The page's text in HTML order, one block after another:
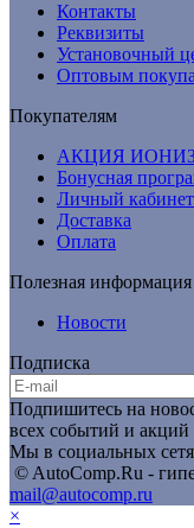
Контакты
Реквизиты
Установочный
Оптовым
Покупателям
АКЦИЯ
Бонусная
Личный кабинет
Доставка
Оплата
Полезная информация
Новости
Подписка
Подпишитесь на
всех событий и акций
Мы в социальных
© AutoComp.Ru -
mail@autocomp.ru
×